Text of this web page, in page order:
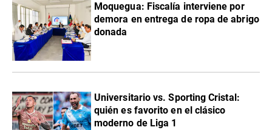
Moquegua: Fiscalía interviene por
demora en entrega de ropa de abrigo
donada
Universitario vs. Sporting Cristal:
quién es favorito en el clásico
moderno de Liga 1